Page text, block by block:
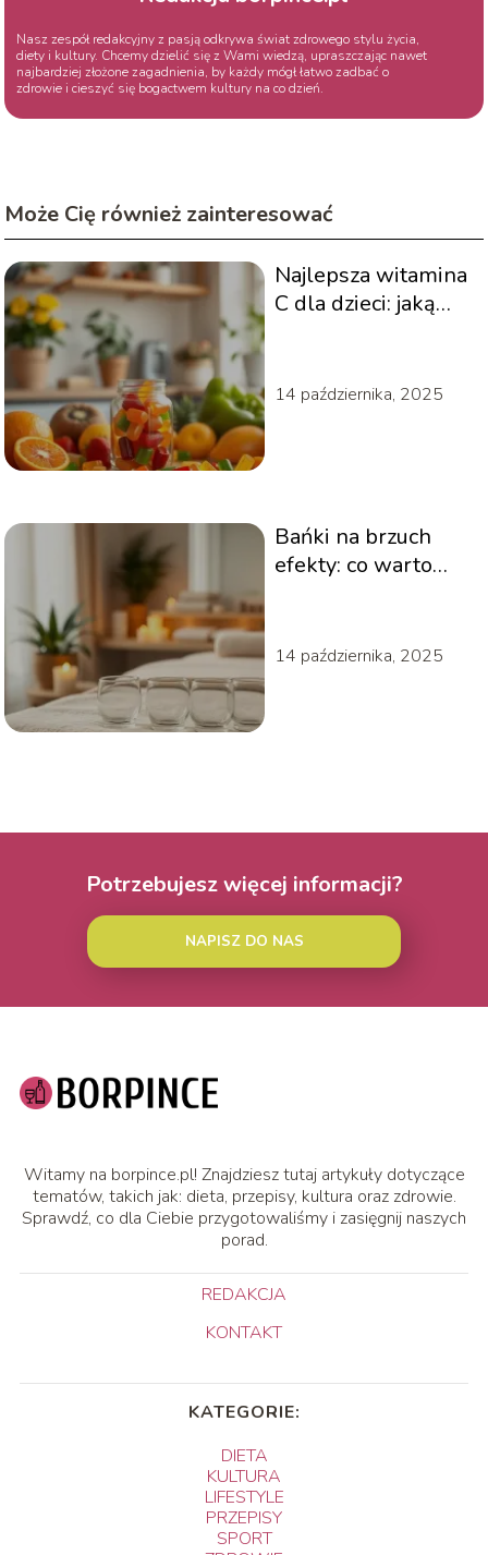
Nasz zespół redakcyjny z pasją odkrywa świat zdrowego stylu życia,
diety i kultury. Chcemy dzielić się z Wami wiedzą, upraszczając nawet
najbardziej złożone zagadnienia, by każdy mógł łatwo zadbać o
zdrowie i cieszyć się bogactwem kultury na co dzień.
Może Cię również zainteresować
Najlepsza witamina
C dla dzieci: jaką
14 października, 2025
Bańki na brzuch
efekty: co warto
14 października, 2025
Potrzebujesz więcej informacji?
NAPISZ DO NAS
Witamy na borpince.pl! Znajdziesz tutaj artykuły dotyczące
tematów, takich jak: dieta, przepisy, kultura oraz zdrowie.
Sprawdź, co dla Ciebie przygotowaliśmy i zasięgnij naszych
porad.
REDAKCJA
KONTAKT
KATEGORIE:
DIETA
KULTURA
LIFESTYLE
PRZEPISY
SPORT